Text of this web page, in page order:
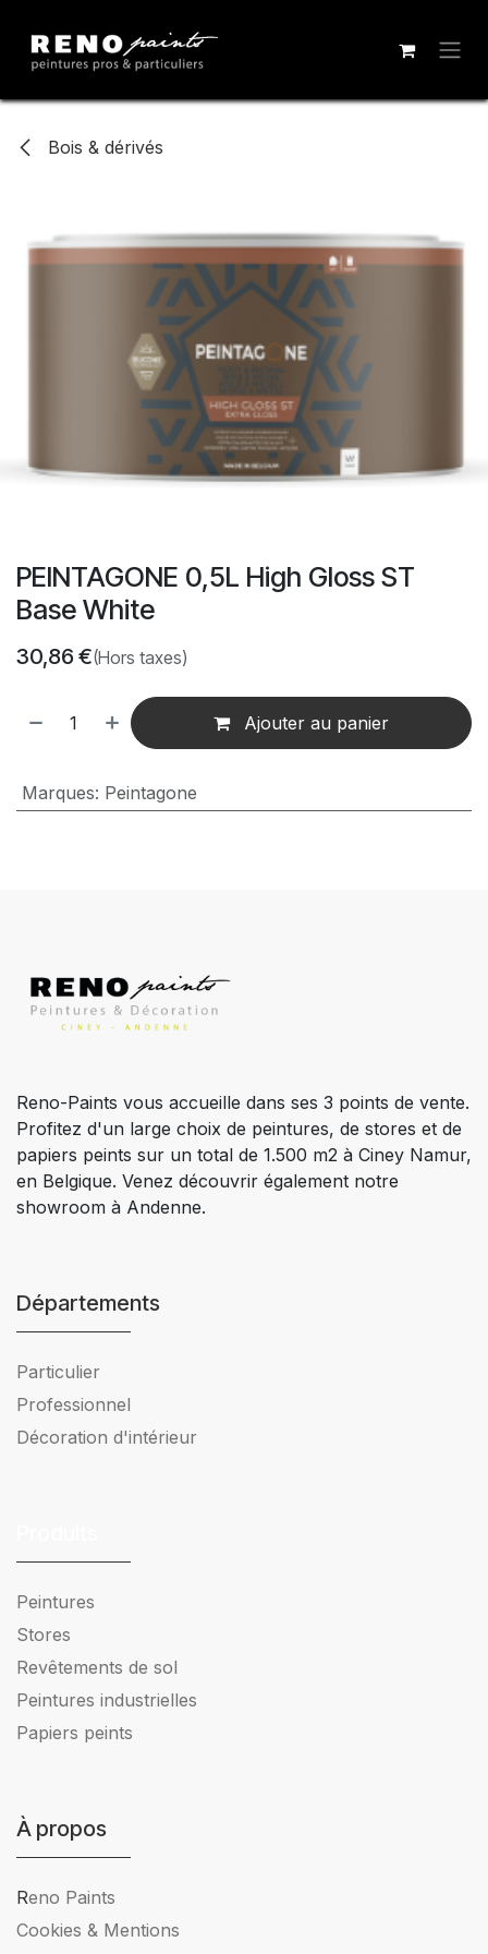
Bois & dérivés
PEINTAGONE 0,5L High Gloss ST
Base White
30,86 €(Hors taxes)
Ajouter au panier
Marques: Peintagone
Reno-Paints vous accueille dans ses 3 points de vente.
Profitez d'un large choix de peintures, de stores et de
papiers peints sur un total de 1.500 m2 à Ciney Namur,
en Belgique. Venez découvrir également notre
showroom à Andenne.
Départements
Particulier
Professionnel
Décoration d'intérieur
Peintures
Stores
Revêtements de sol
Peintures industrielles
Papiers peints
À propos
Reno Paints
Cookies & Mentions